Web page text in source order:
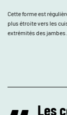
Cette forme est
plus étroite vers les
extrémités des jambes.
Les